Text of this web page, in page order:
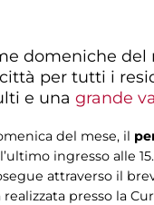
domeniche del
per tutti i
e una grande
del mese, il
ingresso alle
attraverso il
presso la